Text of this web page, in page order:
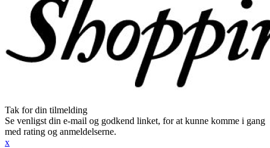
Tak for din tilmelding
Se venligst din e-mail og godkend linket, for at kunne komme i gang
med rating og anmeldelserne.
x